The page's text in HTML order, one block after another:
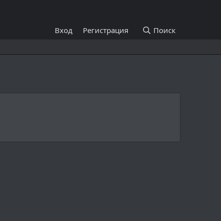
Вход Регистрация Поиск